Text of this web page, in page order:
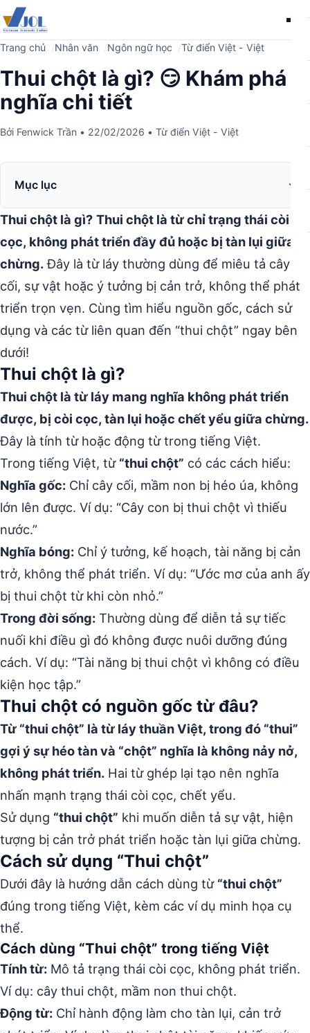
Trang chủ Nhân văn Ngôn ngữ học Từ điển Việt - Việt
Thui chột là gì? 😏 Khám phá ý
nghĩa chi tiết
Bởi Fenwick Trần • 22/02/2026 • Từ điển Việt - Việt
Mục lục
Thui chột là gì? Thui chột là từ chỉ trạng thái còi
cọc, không phát triển đầy đủ hoặc bị tàn lụi giữa
chừng.Đây là từ láy thường dùng để miêu tả cây
cối, sự vật hoặc ý tưởng bị cản trở, không thể phát
triển trọn vẹn. Cùng tìm hiểu nguồn gốc, cách sử
dụng và các từ liên quan đến “thui chột” ngay bên
dưới!
Thui chột là gì?
Thui chột là từ láy mang nghĩa không phát triển
được, bị còi cọc, tàn lụi hoặc chết yểu giữa chừng.
Đây là tính từ hoặc động từ trong tiếng Việt.
Trong tiếng Việt, từ “thui chột” có các cách hiểu:
Nghĩa gốc: Chỉ cây cối, mầm non bị héo úa, không
lớn lên được. Ví dụ: “Cây con bị thui chột vì thiếu
nước.”
Nghĩa bóng: Chỉ ý tưởng, kế hoạch, tài năng bị cản
trở, không thể phát triển. Ví dụ: “Ước mơ của anh ấy
bị thui chột từ khi còn nhỏ.”
Trong đời sống: Thường dùng để diễn tả sự tiếc
nuối khi điều gì đó không được nuôi dưỡng đúng
cách. Ví dụ: “Tài năng bị thui chột vì không có điều
kiện học tập.”
Thui chột có nguồn gốc từ đâu?
Từ “thui chột” là từ láy thuần Việt, trong đó “thui”
gợi ý sự héo tàn và “chột” nghĩa là không nảy nở,
không phát triển. Hai từ ghép lại tạo nên nghĩa
nhấn mạnh trạng thái còi cọc, chết yểu.
Sử dụng “thui chột” khi muốn diễn tả sự vật, hiện
tượng bị cản trở phát triển hoặc tàn lụi giữa chừng.
Cách sử dụng “Thui chột”
Dưới đây là hướng dẫn cách dùng từ “thui chột”
đúng trong tiếng Việt, kèm các ví dụ minh họa cụ
thể.
Cách dùng “Thui chột” trong tiếng Việt
Tính từ: Mô tả trạng thái còi cọc, không phát triển.
Ví dụ: cây thui chột, mầm non thui chột.
Động từ: Chỉ hành động làm cho tàn lụi, cản trở